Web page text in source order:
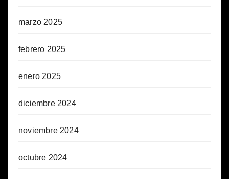
marzo 2025
febrero 2025
enero 2025
diciembre 2024
noviembre 2024
octubre 2024